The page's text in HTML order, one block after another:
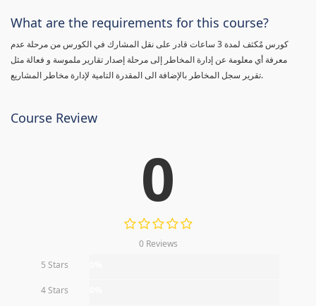
What are the requirements for this course?
كورس مٌكثف لمدة 3 ساعات قادر على نقل المشارك في الكورس من مرحلة عدم
معرفة أي معلومة عن إدارة المخاطر إلى مرحلة إصدار تقارير ملموسة و فعالة مثل
تقرير سجل المخاطر بالإضافة الى المقدرة التامية لإدارة مخاطر المشاريع.
Course Review
0
0 Reviews
5 Stars
4 Stars